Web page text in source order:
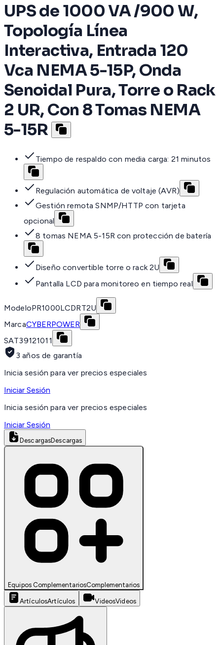
UPS de 1000 VA /900 W,
Topología Línea
Interactiva, Entrada 120
Vca NEMA 5-15P, Onda
Senoidal Pura, Torre o Rack
2 UR, Con 8 Tomas NEMA
5-15R
Tiempo de respaldo con media carga: 21 minutos
Regulación automática de voltaje (AVR)
Gestión remota SNMP/HTTP con tarjeta
opcional
8 tomas NEMA 5-15R con protección de batería
Diseño convertible torre o rack 2U
Pantalla LCD para monitoreo en tiempo real
ModeloPR1000LCDRT2U
MarcaCYBERPOWER
SAT39121011
3 años de garantía
Inicia sesión para ver precios especiales
Iniciar Sesión
Inicia sesión para ver precios especiales
Iniciar Sesión
DescargasDescargas
Equipos ComplementariosComplementarios
ArtículosArtículos VideosVideos